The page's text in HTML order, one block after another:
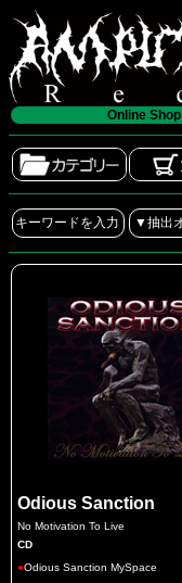
Online Shop
Odious Sanction
No Motivation To Live
CD
●Odious Sanction MySpace